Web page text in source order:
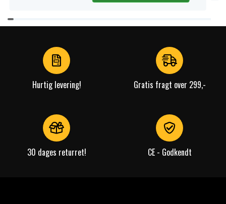
Item
1
Hurtig levering! Gratis fragt over 299,-
30 dages returret! CE - Godkendt